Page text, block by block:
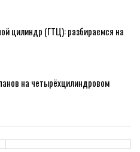
цилиндр (ГТЦ): разбираемся на
на четырёхцилиндровом